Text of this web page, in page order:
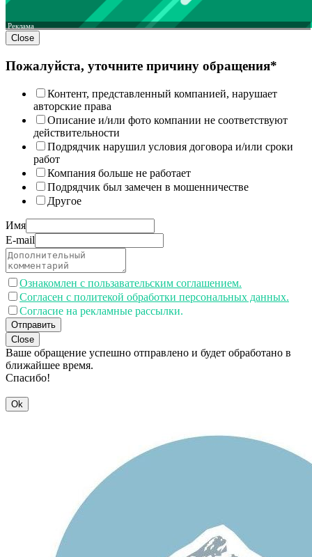
Реклама
Close
Пожалуйста, уточните причину обращения*
Контент, представленный компанией, нарушает
авторские права
Описание и/или фото компании не соответствуют
действительности
Подрядчик нарушил условия договора и/или сроки
работ
Компания больше не работает
Подрядчик был замечен в мошенничестве
Другое
Имя
E-mail
Ознакомлен с пользавательским соглашением.
Согласен с политекой обработки персональных данных.
Согласие на рекламные рассылки.
Отправить
Close
Ваше обращение успешно отправлено и будет обработано в
ближайшее время.
Спасибо!
Ok